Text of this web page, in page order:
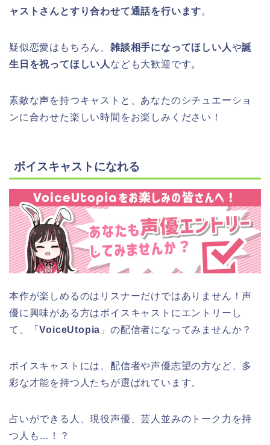
ャストさんとすり合わせて通話を行います。
疑似恋愛はもちろん、 雑談相手になってほしい人や誕
生日を祝ってほしい人 なども大歓迎です。
素敵な声を持つキャストと、あなたのシチュエーショ
ンに合わせた楽しい時間をお楽しみください！
ボイスキャストになれる
本作が楽しめるのはリスナーだけではありません！声
優に興味がある方はボイスキャストにエントリーし
て、「VoiceUtopia 」の配信者になってみませんか？
ボイスキャストには、配信者や声優志望の方など、多
彩な才能を持つ人たちが選ばれています。
占いができる人、現役声優、芸人並みのトーク力を持
つ人も…！？